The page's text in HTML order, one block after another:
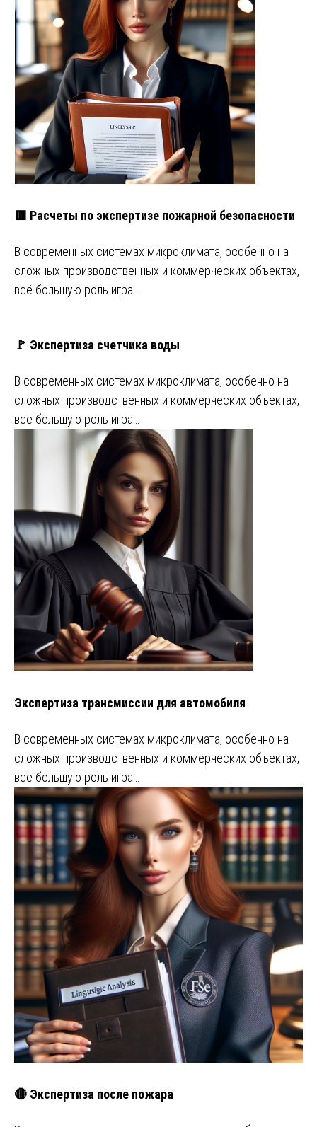
🟥 Расчеты по экспертизе пожарной безопасности
В современных системах микроклимата, особенно на
сложных производственных и коммерческих объектах,
всё большую роль игра…
🚩 Экспертиза счетчика воды
В современных системах микроклимата, особенно на
сложных производственных и коммерческих объектах,
всё большую роль игра…
Экспертиза трансмиссии для автомобиля
В современных системах микроклимата, особенно на
сложных производственных и коммерческих объектах,
всё большую роль игра…
🔴 Экспертиза после пожара